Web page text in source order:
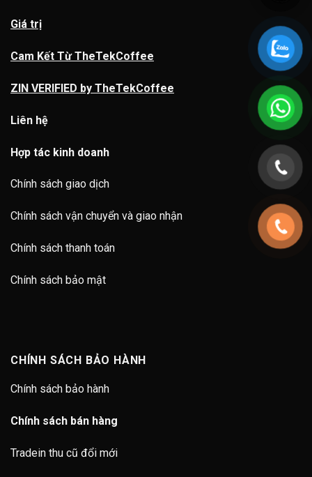
Giá trị
Cam Kết Từ TheTekCoffee
ZIN VERIFIED by TheTekCoffee
Liên hệ
Hợp tác kinh doanh
Chính sách giao dịch
Chính sách vận chuyển và giao nhận
Chính sách thanh toán
Chính sách bảo mật
CHÍNH SÁCH BẢO HÀNH
Chính sách bảo hành
Chính sách bán hàng
Tradein thu cũ đổi mới